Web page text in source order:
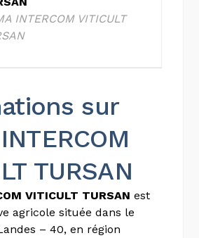
INTERCOM VITICULT
sur
TURSAN
VITICULT TURSAN est
agricole située dans le
– 40, en région